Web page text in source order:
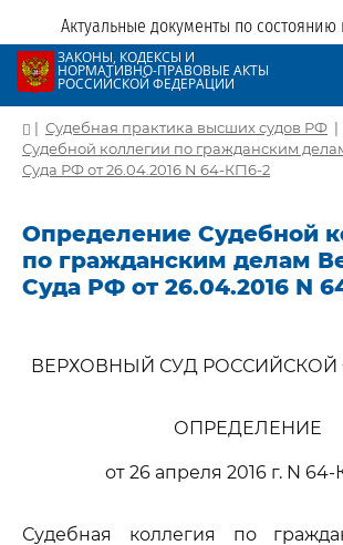
Актуальные документы по состоянию
ЗАКОНЫ, КОДЕКСЫ И
НОРМАТИВНО-ПРАВОВЫЕ АКТЫ
РОССИЙСКОЙ ФЕДЕРАЦИИ
| Судебная практика высших судов РФ |
Судебной коллегии по гражданским
Суда РФ от 26.04.2016 N 64-КГ16-2
Определение Судебной
по гражданским делам
Суда РФ от 26.04.2016 N
ВЕРХОВНЫЙ СУД
ОПРЕДЕЛЕНИЕ
от 26 апреля 2016 г. N 64-
Судебная коллегия по